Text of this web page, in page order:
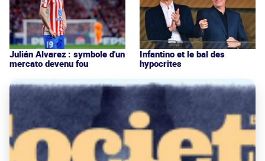
Julián Alvarez : symbole d'un
mercato devenu fou
Infantino et le bal des
hypocrites